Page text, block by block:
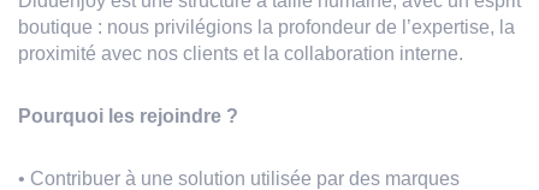
boutique : nous privilégions la profondeur de l’expertise, la
proximité avec nos clients et la collaboration interne.
Pourquoi les rejoindre ?
• Contribuer à une solution utilisée par des marques